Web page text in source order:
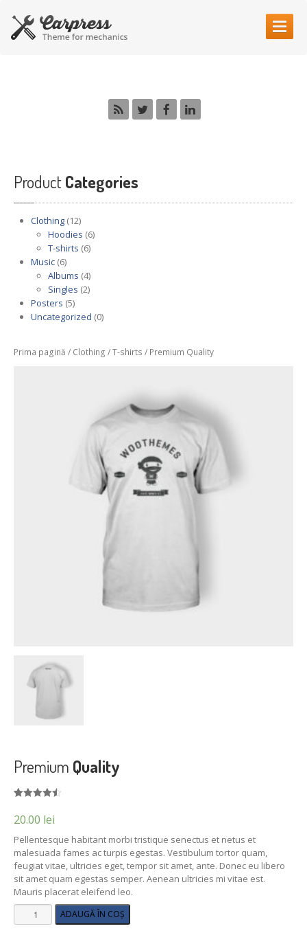
CarElectrical
CarPainting
CarMechanics
CONTACT US
Product Categories
Clothing (12)
Hoodies (6)
T-shirts (6)
Music (6)
Albums (4)
Singles (2)
Posters (5)
Uncategorized (0)
Prima pagină / Clothing /T-shirts / Premium Quality
Premium Quality
4.50din 5
pe baza a
la clienți
20.00 lei
Pellentesque habitant morbi tristique senectus et netus et
malesuada fames ac turpis egestas. Vestibulum tortor quam,
feugiat vitae, ultricies eget, tempor sit amet, ante. Donec eu libero
sit amet quam egestas semper. Aenean ultricies mi vitae est.
Mauris placerat eleifend leo.
Cantitate
Premium
ADAUGĂ ÎN COȘ